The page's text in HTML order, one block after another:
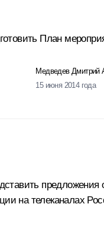
План
Медведев Дмитрий
15 июня 2014 года
на телеканалах